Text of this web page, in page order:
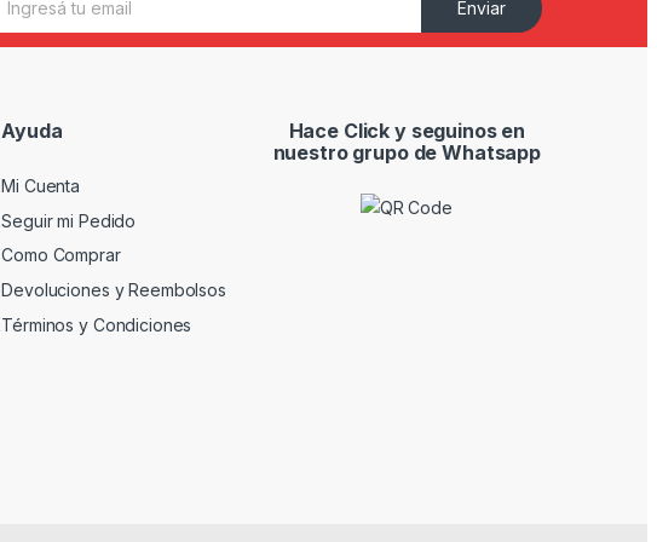
Enviar
Ayuda
Mi Cuenta
Seguir mi Pedido
Como Comprar
Devoluciones y Reembolsos
Términos y Condiciones
Hace Click y seguinos en
nuestro grupo de Whatsapp